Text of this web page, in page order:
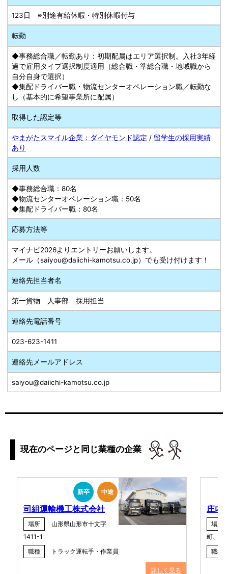
123日 ※別途有給休暇・特別休暇付与
転勤
◆事務総合職／転勤あり：初期配属はエリア選択制。入社3年経
過で雇用タイプ選択制度適用（総合職・準総合職・地域職から
自分自身で選択）
◆集配ドライバー職・物流センターオペレーション職／転勤な
し（基本的に希望事業所に配属）
取得した認定等
やまがたスマイル企業：ダイヤモンド認定 / 留学生の採用実績
あり
採用人数
◆事務総合職：80名
◆物流センターオペレーション職：50名
◆集配ドライバー職：80名
応募方法等
マイナビ2026よりエントリーお願いします。
メール（saiyou@daiichi-kamotsu.co.jp）でも受け付けます！
連絡先担当者名
第一貨物 人事部 採用担当
連絡先電話番号
023-623-1411
連絡先メールアドレス
saiyou@daiichi-kamotsu.co.jp
現在のページと同じ業種の企業
新卒 中途
司組運輸機工株式会社
場所
山形県山形市十文字
1411-1
職種
トラック運転手・作業員
詳しく見る
庄内
場所
町、鶴
職種